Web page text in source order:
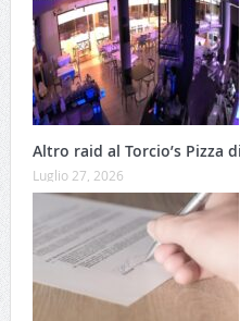
Altro raid al Torcio’s Pizza
Luglio 27, 2026